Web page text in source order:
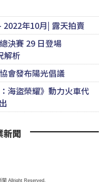
年10月| 露天拍賣
決賽 29 日登場
解析
協會發布陽光倡議
海盜榮耀》動力火車代
新聞
Allright Reserved.